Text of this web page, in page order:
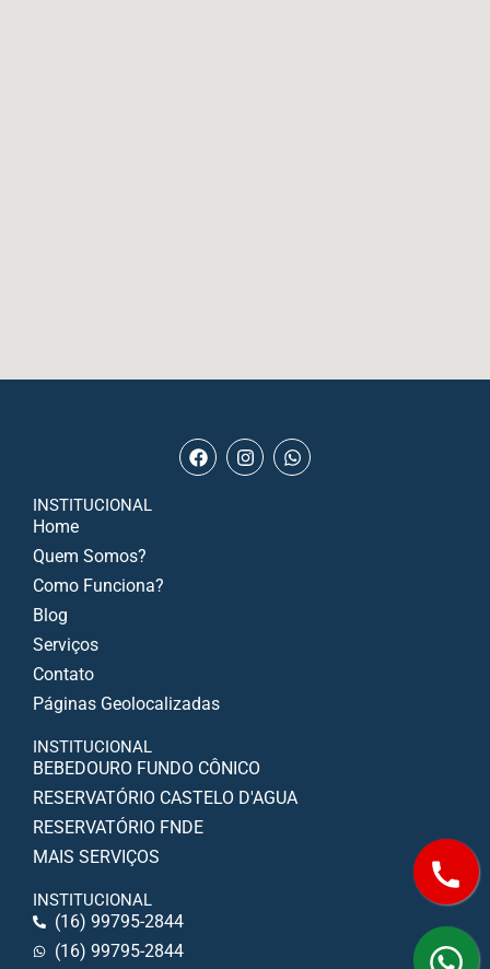
INSTITUCIONAL
Home
Quem Somos?
Como Funciona?
Blog
Serviços
Contato
Páginas Geolocalizadas
INSTITUCIONAL
BEBEDOURO FUNDO CÔNICO
RESERVATÓRIO CASTELO D'AGUA
RESERVATÓRIO FNDE
MAIS SERVIÇOS
INSTITUCIONAL
(16) 99795-2844
(16) 99795-2844